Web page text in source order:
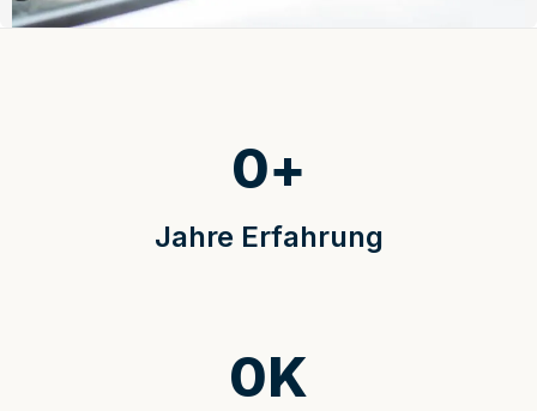
Jahre Erfahrung
0+
0K